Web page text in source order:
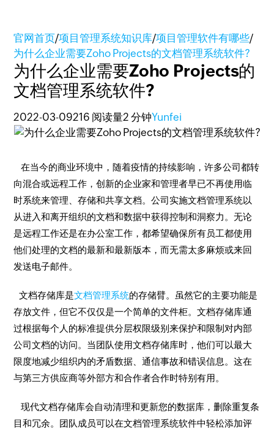
官网首页/项目管理系统知识库/项目管理软件有哪些/
为什么企业需要Zoho Projects的文档管理系统软件?
为什么企业需要Zoho Projects的
文档管理系统软件?
2022-03-09216 阅读量2 分钟Yunfei
在当今的商业环境中，随着疫情的持续影响，许多公司都转
向混合或远程工作，创新的企业家和管理者早已不再使用临
时系统来管理、存储和共享文档。公司实施文档管理系统以
从进入和离开组织的文档和数据中获得控制和洞察力。无论
是远程工作还是在办公室工作，都希望确保所有员工都使用
他们处理的文档的最新和最新版本，而无需太多麻烦或来回
发送电子邮件。
文档存储库是文档管理系统的存储臂。虽然它的主要功能是
存放文件，但它不仅仅是一个简单的文件柜。文档存储库通
过根据每个人的标准提供分层权限级别来保护和限制对内部
公司文档的访问。当团队使用文档存储库时，他们可以最大
限度地减少组织内的矛盾数据、通信事故和错误信息。这在
与第三方供应商等外部方和合作者合作时特别有用。
现代文档存储库会自动清理和更新您的数据库，删除重复条
目和冗余。团队成员可以在文档管理系统软件中轻松添加评